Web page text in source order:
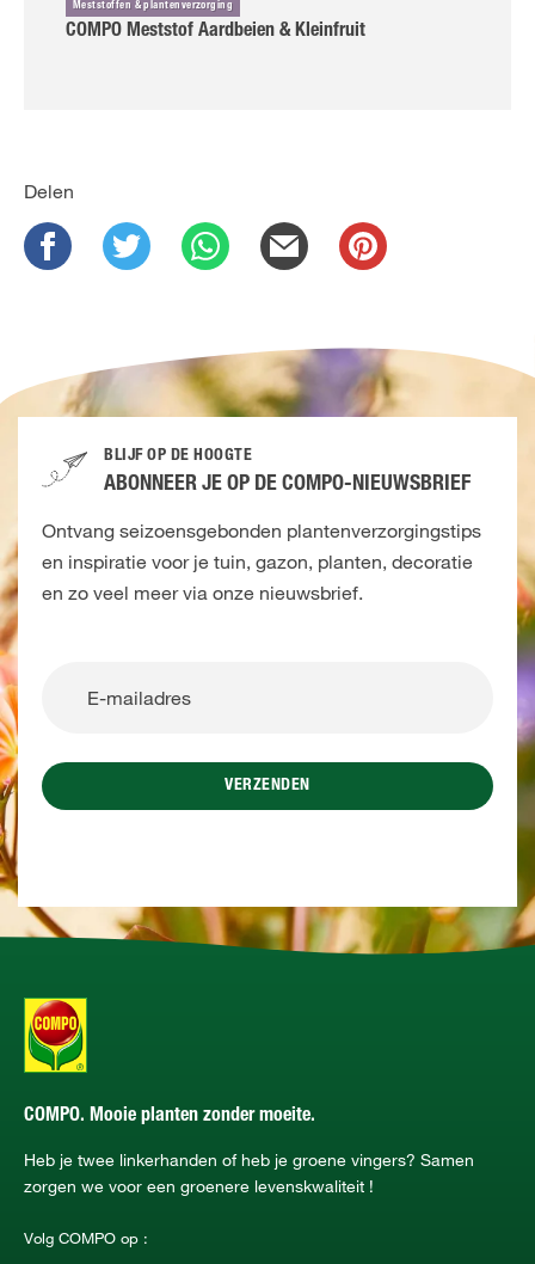
Meststoffen & plantenverzorging
COMPO Meststof Aardbeien & Kleinfruit
Delen
BLIJF OP DE HOOGTE
ABONNEER JE OP DE COMPO-NIEUWSBRIEF
Ontvang seizoensgebonden plantenverzorgingstips
en inspiratie voor je tuin, gazon, planten, decoratie
en zo veel meer via onze nieuwsbrief.
VERZENDEN
COMPO. Mooie planten zonder moeite.
Heb je twee linkerhanden of heb je groene vingers? Samen
zorgen we voor een groenere levenskwaliteit !
Volg COMPO op :